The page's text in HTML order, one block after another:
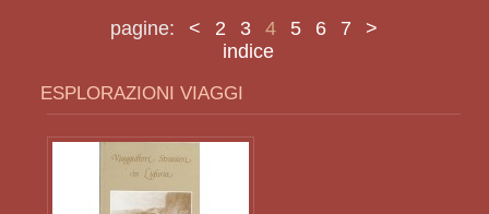
pagine: < 2 3 4 5 6 7
>
indice
ESPLORAZIONI VIAGGI